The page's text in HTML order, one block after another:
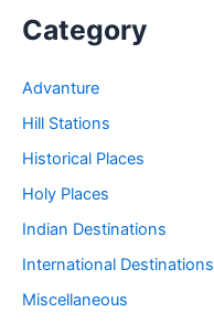
Category
Advanture
Hill Stations
Historical Places
Holy Places
Indian Destinations
International Destinations
Miscellaneous